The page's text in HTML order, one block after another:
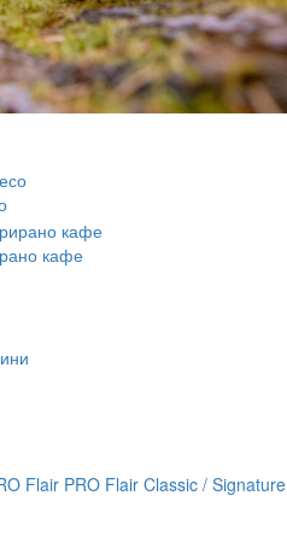
кафе
Flair PRO Flair Classic / Signature